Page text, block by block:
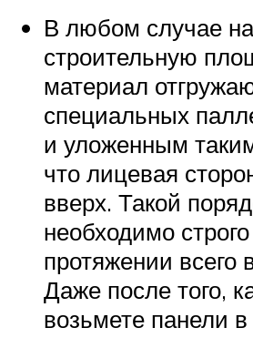
В любом случае на
строительную
материал
специальных
и уложенным
что лицевая
вверх. Такой
необходимо
протяжении всего
Даже после того,
возьмете панели в